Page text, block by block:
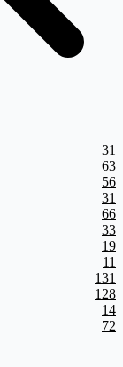
31
63
56
31
66
33
19
11
131
128
14
72